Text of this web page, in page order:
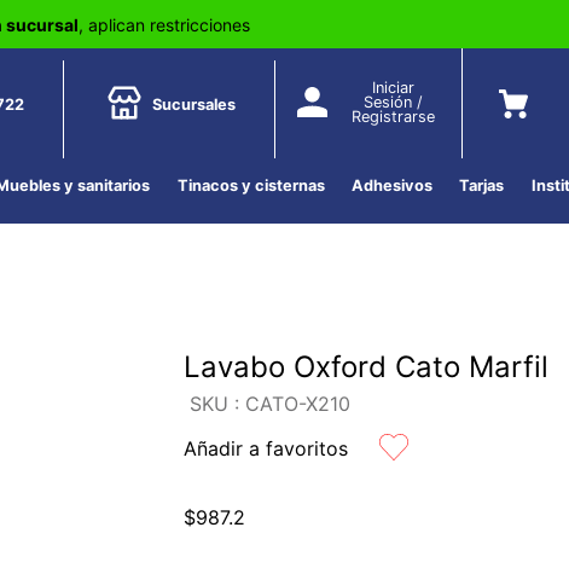
sucursal, aplican restricciones
Sucursales
Iniciar
Sesión /
Registrarse
y sanitarios Tinacos y cisternas Adhesivos Tarjas
Lavabo Oxford Cato Marfil
: CATO-X210
Añadir a favoritos
$987.2